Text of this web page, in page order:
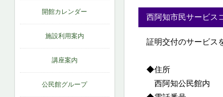
開館カレンダー
施設利用案内
講座案内
公民館グループ
西阿知市民サービス
証明交付のサービス
◆住所
西阿知公民館内 （